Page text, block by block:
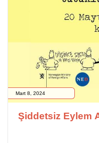
Mart 8, 2024
Şiddetsiz Eylem